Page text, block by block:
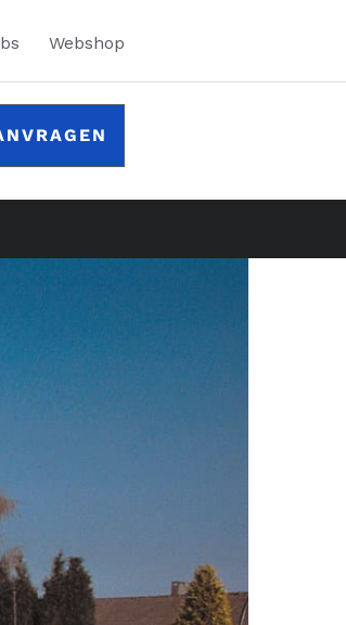
Webshop